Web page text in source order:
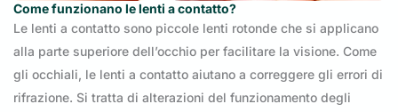
Come funzionano le lenti a contatto?
Le lenti a contatto sono piccole lenti rotonde che si applicano
alla parte superiore dell’occhio per facilitare la visione. Come
gli occhiali, le lenti a contatto aiutano a correggere gli errori di
rifrazione. Si tratta di alterazioni del funzionamento degli